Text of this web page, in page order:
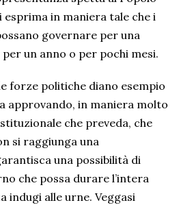
esprima in maniera tale che i
governare per una
un anno o per pochi mesi.
forze politiche diano esempio
approvando, in maniera molto
che preveda, che
si raggiunga una
una possibilità di
che possa durare l’intera
indugi alle urne. Veggasi